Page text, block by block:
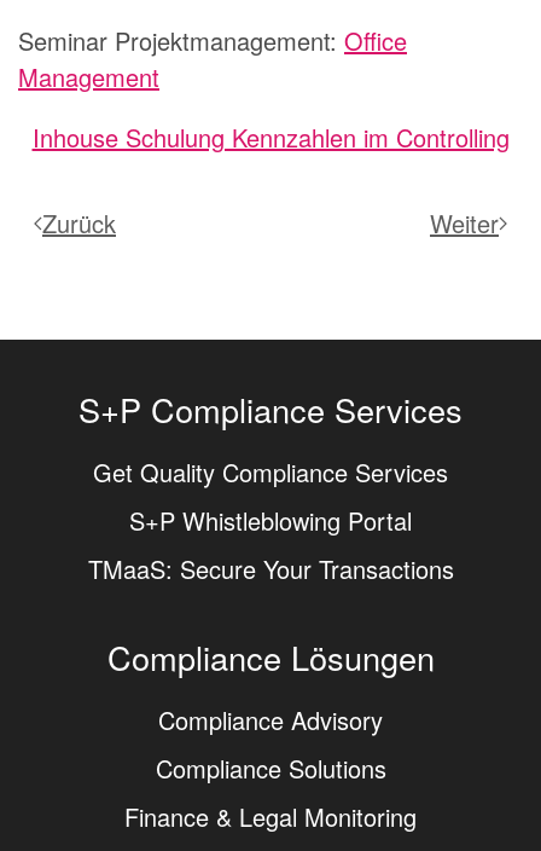
Seminar Projektmanagement: Office
Management
Inhouse Schulung Kennzahlen im Controlling
Zurück Weiter
S+P Compliance Services
Get Quality Compliance Services
S+P Whistleblowing Portal
TMaaS: Secure Your Transactions
Compliance Lösungen
Compliance Advisory
Compliance Solutions
Finance & Legal Monitoring